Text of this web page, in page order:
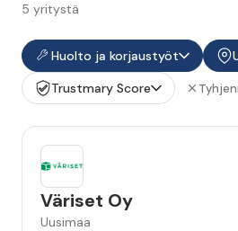
5 yritystä
Huolto ja korjaustyöt
Trustmary Score
Väriset Oy
Uusimaa